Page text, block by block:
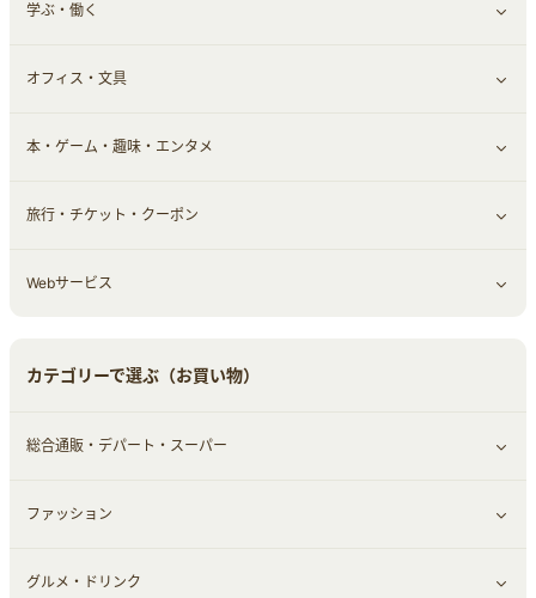
その他投資
その他金融
住まい・暮らし
不動産
引越し
エコ・エネルギー
車情報・カーシェア・レンタル
すべて見る
ギフト・贈答品
学ぶ・働く
すべて見る
習い事・学習・学校
仕事・転職
オフィス・文具
すべて見る
オフィス・文具
本・ゲーム・趣味・エンタメ
すべて見る
ゲーム・趣味
旅行・チケット・クーポン
すべて見る
Webサービス
カテゴリーで選ぶ（お買い物）
総合通販・デパート・スーパー
すべて見る
総合通販
ファッション
すべて見る
グルメ・ドリンク